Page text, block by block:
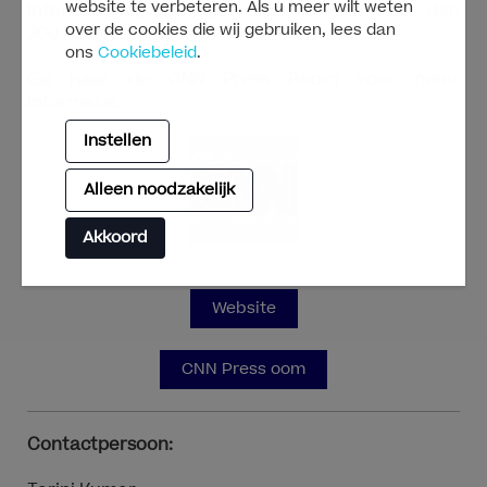
website te verbeteren. Als u meer wilt weten
over de cookies die wij gebruiken, lees dan
ons Cookiebeleid.
Instellen
Alleen noodzakelijk
Akkoord
International, dat wijd verspreid is in meer dan
200 landen en gebieden.
Website
CNN Press oom
Contactpersoon: